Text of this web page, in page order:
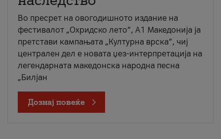
Во пресрет на овогодишното издание на
фестивалот „Охридско лето“, А1 Македонија ја
претстави кампањата „Културна врска“, чиј
централен дел е новата џез-интерпретација на
легендарната македонска народна песна
„Билјан
Дознај повеќе